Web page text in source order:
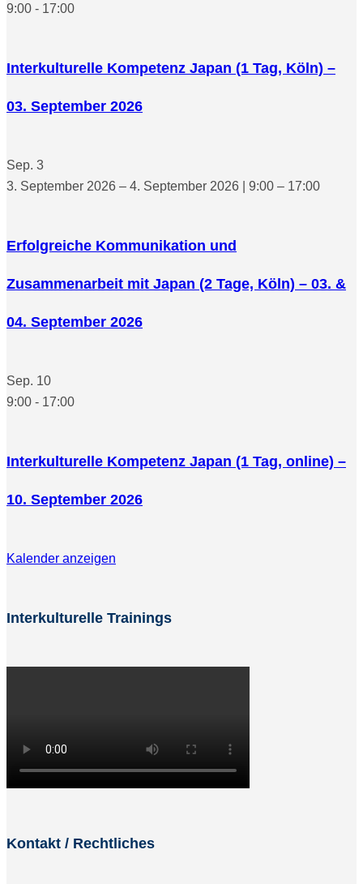
9:00 - 17:00
Interkulturelle Kompetenz Japan (1 Tag, Köln) –
03. September 2026
Sep. 3
3. September 2026 – 4. September 2026 | 9:00 – 17:00
Erfolgreiche Kommunikation und
Zusammenarbeit mit Japan (2 Tage, Köln) – 03. &
04. September 2026
Sep. 10
9:00 - 17:00
Interkulturelle Kompetenz Japan (1 Tag, online) –
10. September 2026
Kalender anzeigen
Interkulturelle Trainings
Kontakt / Rechtliches